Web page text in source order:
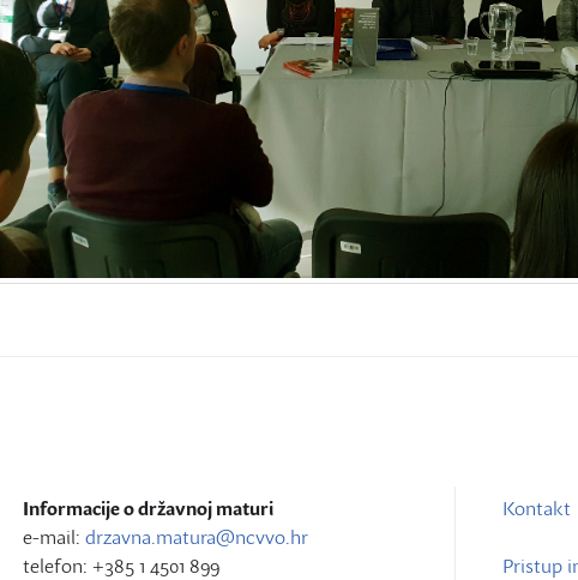
Informacije o državnoj maturi
e-mail: drzavna.matura@ncvvo.hr
telefon: +385 1 4501 899
Kontakt
Pristup